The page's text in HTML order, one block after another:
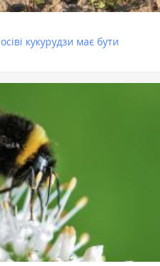
кукурудзи має бути